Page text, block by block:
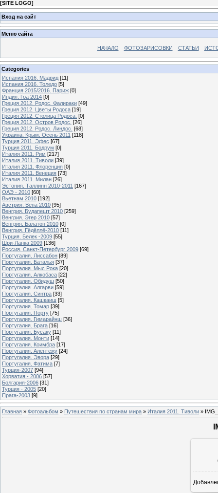
[SITE LOGO]
Вход на сайт
Меню сайта
НАЧАЛО ФОТОЗАРИСОВКИ СТАТЬИ
Categories
Испания 2016. Мадрид [11]
Испания 2016. Толедо [5]
Франция 2015/2016. Париж [0]
Индия. Гоа 2014 [0]
Греция 2012. Родос. Фалираки [49]
Греция 2012. Цветы Родоса [19]
Греция 2012. Столица Родоса. [0]
Греция 2012. Остров Родос. [26]
Греция 2012. Родос. Линдос. [68]
Украина. Крым. Осень 2011 [118]
Турция 2011. Эфес [67]
Турция 2011. Бодрум [0]
Италия 2011. Рим [217]
Италия 2011. Тиволи [39]
Италия 2011. Флоренция [0]
Италия 2011. Венеция [73]
Италия 2011. Милан [26]
Эстония. Таллинн 2010-2011 [167]
ОАЭ - 2010 [60]
Вьетнам 2010 [192]
Австрия. Вена 2010 [95]
Венгрия. Будапешт 2010 [259]
Венгрия. Эгер 2010 [57]
Венгрия. Балатон 2010 [0]
Венгрия. Гёдёллё-2010 [11]
Турция. Белек -2009 [55]
Шри-Ланка 2009 [136]
Россия. Санкт-Петербург 2009 [69]
Португалия. Лиссабон [89]
Португалия. Баталья [37]
Португалия. Мыс Рока [20]
Португалия. Алкобаса [22]
Португалия. Обидуш [50]
Португалия. Алгарви [59]
Португалия. Синтра [33]
Португалия. Кашкаиш [5]
Португалия. Томар [39]
Португалия. Порту [75]
Португалия. Гимарайнш [36]
Португалия. Брага [16]
Португалия. Бусаку [11]
Португалия. Монти [14]
Португалия. Коимбра [17]
Португалия. Алентежу [24]
Португалия. Эвора [29]
Португалия. Фатима [7]
Турция-2007 [94]
Хорватия - 2006 [57]
Болгария-2006 [31]
Турция - 2005 [20]
Прага-2003 [9]
Главная » Фотоальбом » Путешествия по странам мира » Италия 2011. Тиволи »